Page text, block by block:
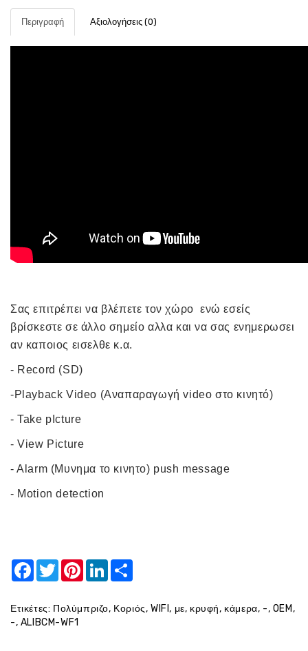
Περιγραφή Αξιολογήσεις (0)
Σας επιτρέπει να βλέπετε τον χώρο ενώ εσείς
βρίσκεστε σε άλλο σημείο αλλα και να σας ενημερωσει
αν καποιος εισελθε κ.α.
- Record (SD)
-Playback Video (Αναπαραγωγή video στο κινητό)
- Take pIcture
- View Picture
- Alarm (Μυνημα το κινητο) push message
- Motion detection
Facebook
TwitterPinterestLinkedIn
Ετικέτες: Πολύμπριζο, Κοριός,WIFI, με, κρυφή, κάμερα, -, OEM,
-, ALIBCM-WF1